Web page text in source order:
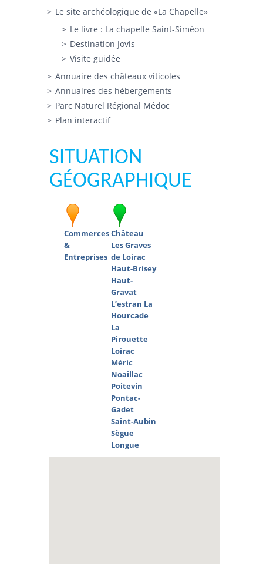
Le site archéologique de «La Chapelle»
Le livre : La chapelle Saint-Siméon
Destination Jovis
Visite guidée
Annuaire des châteaux viticoles
Annuaires des hébergements
Parc Naturel Régional Médoc
Plan interactif
SITUATION
GÉOGRAPHIQUE
Commerces
&
Entreprises
Château
Les Graves
de Loirac
Haut-Brisey
Haut-
Gravat
L’estran La
Hourcade
La
Pirouette
Loirac
Méric
Noaillac
Poitevin
Pontac-
Gadet
Saint-Aubin
Sègue
Longue